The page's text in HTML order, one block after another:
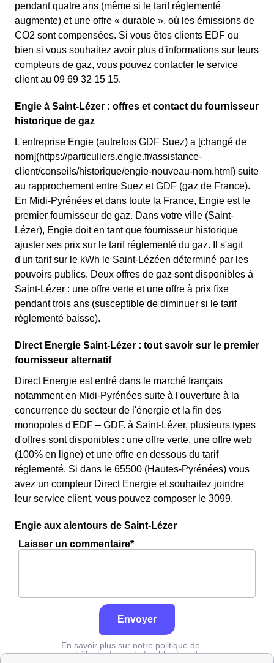
pendant quatre ans (même si le tarif réglementé
augmente) et une offre « durable », où les émissions de
CO2 sont compensées. Si vous êtes clients EDF ou
bien si vous souhaitez avoir plus d'informations sur leurs
compteurs de gaz, vous pouvez contacter le service
client au 09 69 32 15 15.
Engie à Saint-Lézer : offres et contact du fournisseur
historique de gaz
L'entreprise Engie (autrefois GDF Suez) a [changé de
nom](https://particuliers.engie.fr/assistance-
client/conseils/historique/engie-nouveau-nom.html) suite
au rapprochement entre Suez et GDF (gaz de France).
En Midi-Pyrénées et dans toute la France, Engie est le
premier fournisseur de gaz. Dans votre ville (Saint-
Lézer), Engie doit en tant que fournisseur historique
ajuster ses prix sur le tarif réglementé du gaz. Il s'agit
d'un tarif sur le kWh le Saint-Lézéen déterminé par les
pouvoirs publics. Deux offres de gaz sont disponibles à
Saint-Lézer : une offre verte et une offre à prix fixe
pendant trois ans (susceptible de diminuer si le tarif
réglementé baisse).
Direct Energie Saint-Lézer : tout savoir sur le premier
fournisseur alternatif
Direct Energie est entré dans le marché français
notamment en Midi-Pyrénées suite à l'ouverture à la
concurrence du secteur de l'énergie et la fin des
monopoles d'EDF – GDF. à Saint-Lézer, plusieurs types
d'offres sont disponibles : une offre verte, une offre web
(100% en ligne) et une offre en dessous du tarif
réglementé. Si dans le 65500 (Hautes-Pyrénées) vous
avez un compteur Direct Energie et souhaitez joindre
leur service client, vous pouvez composer le 3099.
Engie aux alentours de Saint-Lézer
Laisser un commentaire*
Envoyer
En savoir plus sur notre politique de
contrôle, traitement et publication des